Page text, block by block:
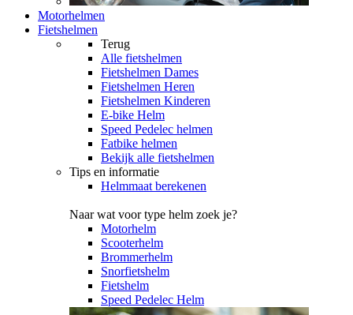
Motorhelmen
Fietshelmen
Terug
Alle fietshelmen
Fietshelmen Dames
Fietshelmen Heren
Fietshelmen Kinderen
E-bike Helm
Speed Pedelec helmen
Fatbike helmen
Bekijk alle fietshelmen
Tips en informatie
Helmmaat berekenen
Naar wat voor type helm zoek je?
Motorhelm
Scooterhelm
Brommerhelm
Snorfietshelm
Fietshelm
Speed Pedelec Helm